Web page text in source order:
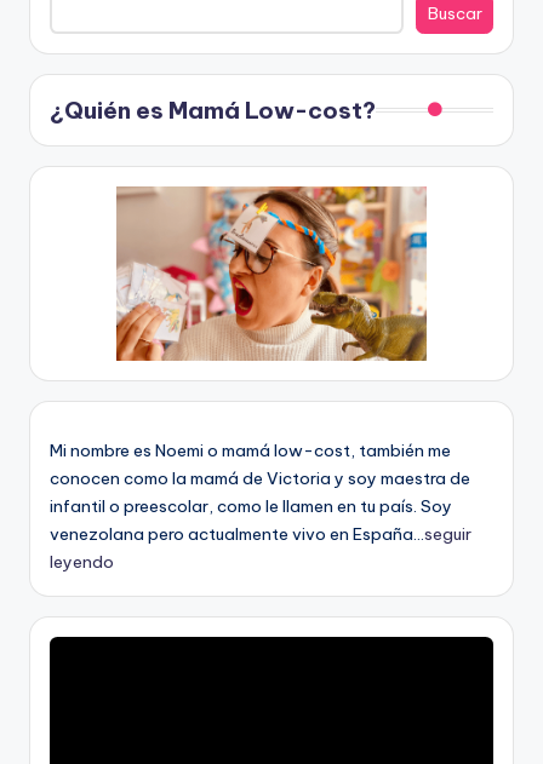
Buscar
¿Quién es Mamá Low-cost?
Mi nombre es Noemi o mamá low-cost, también me
conocen como la mamá de Victoria y soy maestra de
infantil o preescolar, como le llamen en tu país. Soy
venezolana pero actualmente vivo en España...seguir
leyendo